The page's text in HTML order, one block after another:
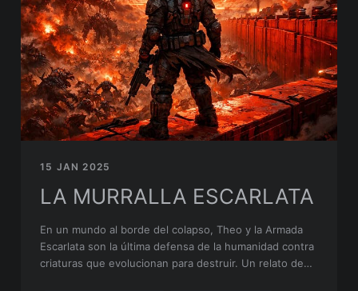
15 JAN 2025
LA MURRALLA ESCARLATA
En un mundo al borde del colapso, Theo y la Armada
Escarlata son la última defensa de la humanidad contra
criaturas que evolucionan para destruir. Un relato de